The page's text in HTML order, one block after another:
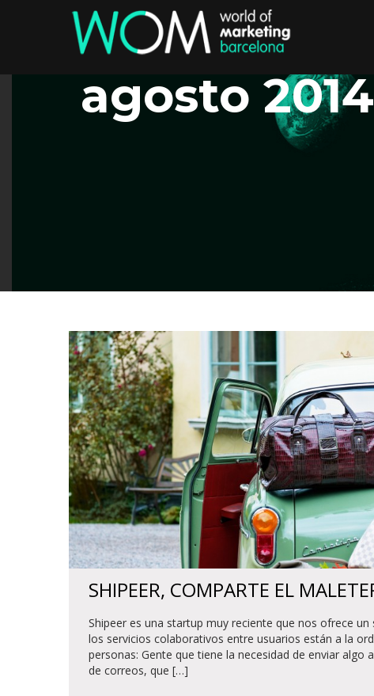
agosto
SHIPEER, COMPARTE EL
Shipeer es una startup muy reciente que nos ofrece
los servicios colaborativos entre usuarios están a la
personas: Gente que tiene la necesidad de enviar
de correos, que […]